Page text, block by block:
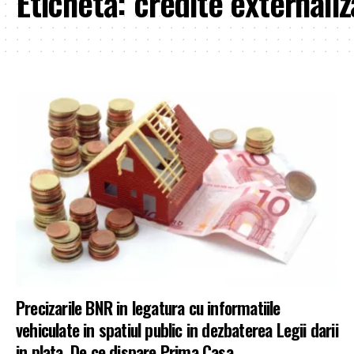
Precizarile BNR in legatura cu informatiile
vehiculate in spatiul public in dezbaterea Legii darii